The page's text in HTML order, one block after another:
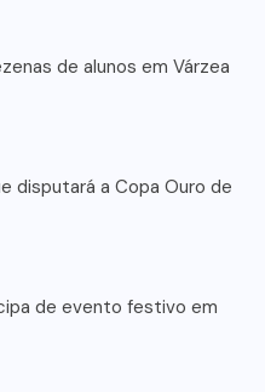
de alunos em Várzea
disputará a Copa Ouro de
de evento festivo em